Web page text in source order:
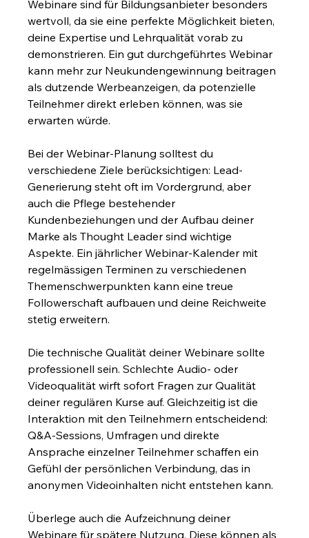
Webinare sind für Bildungsanbieter besonders
wertvoll, da sie eine perfekte Möglichkeit bieten,
deine Expertise und Lehrqualität vorab zu
demonstrieren. Ein gut durchgeführtes Webinar
kann mehr zur Neukundengewinnung beitragen
als dutzende Werbeanzeigen, da potenzielle
Teilnehmer direkt erleben können, was sie
erwarten würde.
Bei der Webinar-Planung solltest du
verschiedene Ziele berücksichtigen: Lead-
Generierung steht oft im Vordergrund, aber
auch die Pflege bestehender
Kundenbeziehungen und der Aufbau deiner
Marke als Thought Leader sind wichtige
Aspekte. Ein jährlicher Webinar-Kalender mit
regelmässigen Terminen zu verschiedenen
Themenschwerpunkten kann eine treue
Followerschaft aufbauen und deine Reichweite
stetig erweitern.
Die technische Qualität deiner Webinare sollte
professionell sein. Schlechte Audio- oder
Videoqualität wirft sofort Fragen zur Qualität
deiner regulären Kurse auf. Gleichzeitig ist die
Interaktion mit den Teilnehmern entscheidend:
Q&A-Sessions, Umfragen und direkte
Ansprache einzelner Teilnehmer schaffen ein
Gefühl der persönlichen Verbindung, das in
anonymen Videoinhalten nicht entstehen kann.
Überlege auch die Aufzeichnung deiner
Webinare für spätere Nutzung. Diese können als